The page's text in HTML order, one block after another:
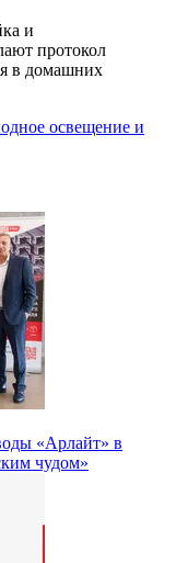
и
протокол
в домашних
освещение и
«Арлайт» в
чудом»